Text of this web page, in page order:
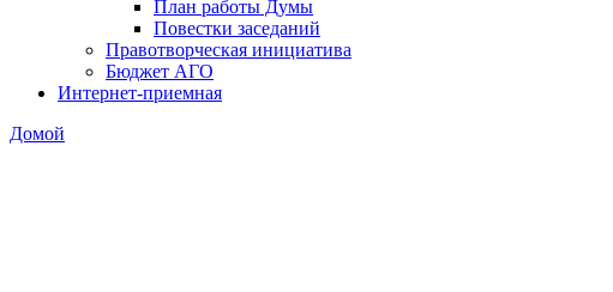
План работы Думы
Повестки заседаний
Правотворческая инициатива
Бюджет АГО
Интернет-приемная
Домой